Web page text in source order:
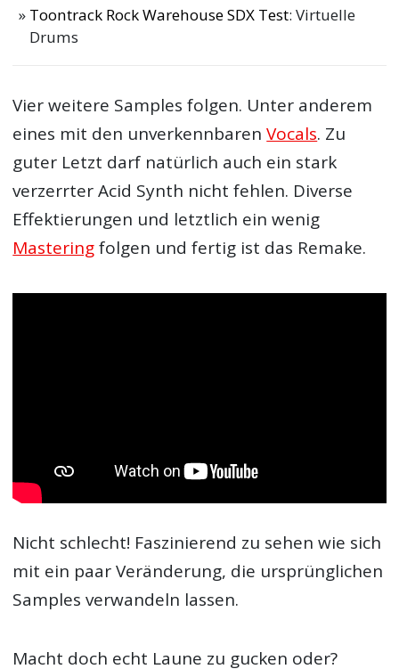
Toontrack Rock Warehouse SDX Test: Virtuelle
Drums
Vier weitere Samples folgen. Unter anderem
eines mit den unverkennbarenVocals. Zu
guter Letzt darf natürlich auch ein stark
verzerrter Acid Synth nicht fehlen. Diverse
Effektierungen und letztlich ein wenig
Masteringfolgen und fertig ist das Remake.
Nicht schlecht! Faszinierend zu sehen wie sich
mit ein paar Veränderung, die ursprünglichen
Samples verwandeln lassen.
Macht doch echt Laune zu gucken oder?